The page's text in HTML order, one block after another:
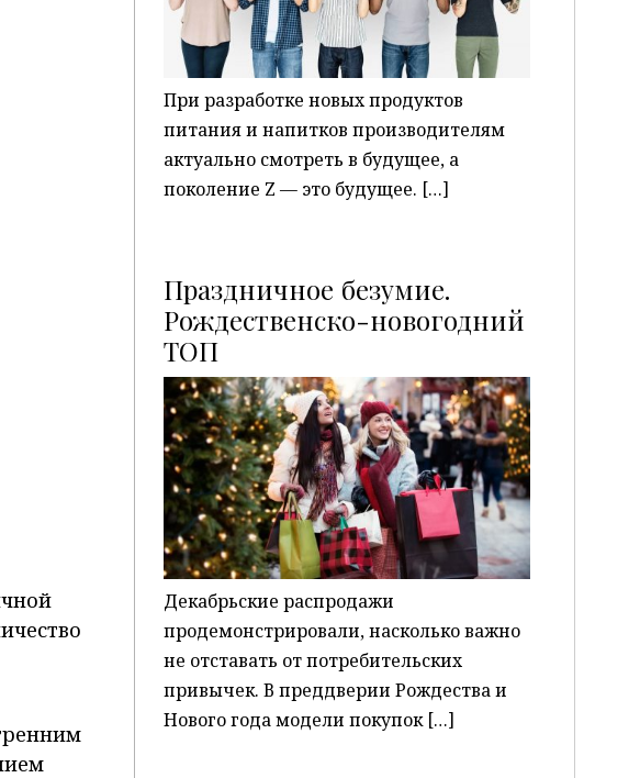
При разработке новых продуктов
питания и напитков производителям
актуально смотреть в будущее, а
поколение Z — это будущее. […]
Праздничное безумие.
Рождественско-новогодний
ТОП
P
Декабрьские распродажи
продемонстрировали, насколько важно
не отставать от потребительских
привычек. В преддверии Рождества и
Нового года модели покупок […]